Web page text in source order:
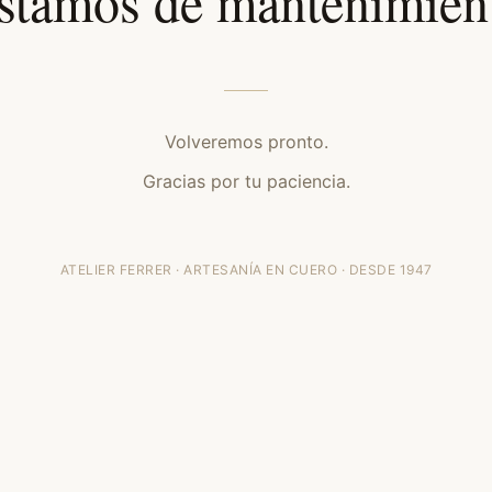
Volveremos pronto.
Gracias por tu paciencia.
ATELIER FERRER · ARTESANÍA EN CUERO · DESDE 1947